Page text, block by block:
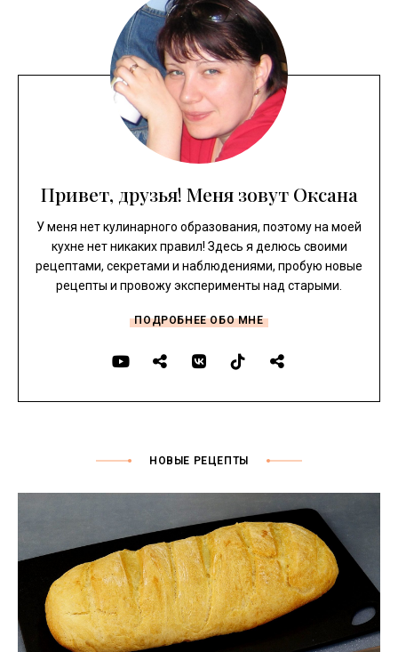
Привет, друзья! Меня зовут Оксана
У меня нет кулинарного образования, поэтому на моей
кухне нет никаких правил! Здесь я делюсь своими
рецептами, секретами и наблюдениями, пробую новые
рецепты и провожу эксперименты над старыми.
ПОДРОБНЕЕ ОБО МНЕ
НОВЫЕ РЕЦЕПТЫ